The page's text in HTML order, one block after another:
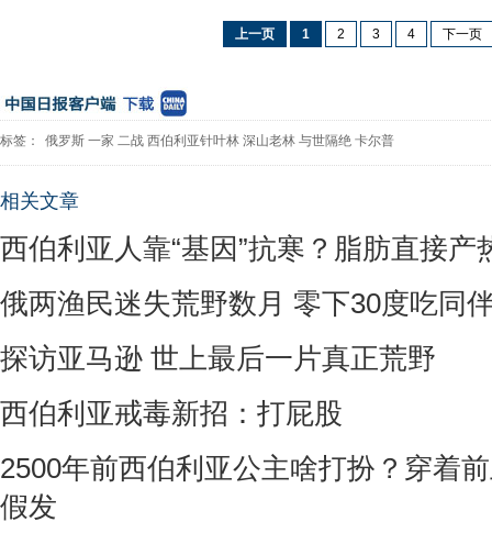
上一页 1 2 3 4 下一页
标签： 俄罗斯 一家 二战 西伯利亚针叶林 深山老林 与世隔绝 卡尔普
相关文章
西伯利亚人靠“基因”抗寒？脂肪直接产
俄两渔民迷失荒野数月 零下30度吃同
探访亚马逊 世上最后一片真正荒野
西伯利亚戒毒新招：打屁股
2500年前西伯利亚公主啥打扮？穿着
假发